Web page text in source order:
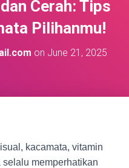
Cerah: Tips
Pilihanmu!
on June 21, 2025
kacamata, vitamin
memperhatikan